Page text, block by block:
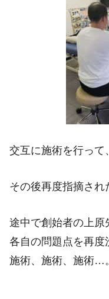
交互に施術を行って
その後再度指摘され
途中で創始者の上原
各自の問題点を再度
施術、施術、施術…。